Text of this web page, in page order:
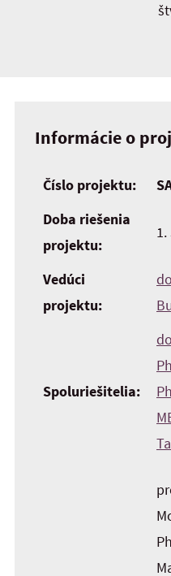
Informácie o
Číslo projektu:
Doba riešenia
projektu:
Vedúci
projektu:
Spoluriešitelia: